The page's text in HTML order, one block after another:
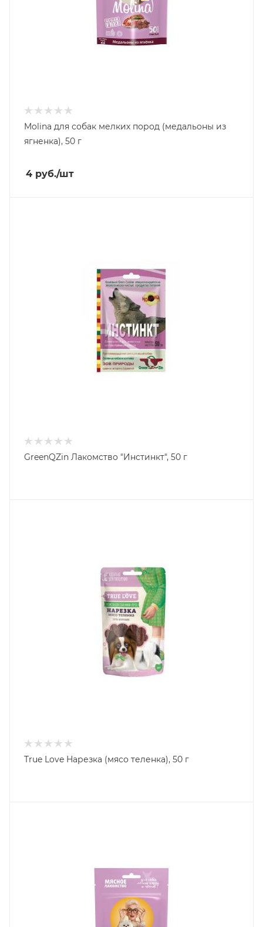
Molina для собак мелких пород (медальоны из
ягненка), 50 г
4 руб./шт
GreenQZin Лакомство "Инстинкт", 50 г
True Love Нарезка (мясо теленка), 50 г